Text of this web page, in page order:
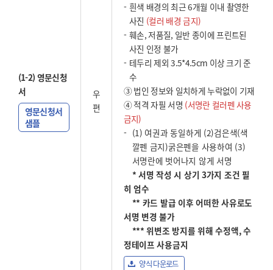
(1-2) 영문신청
서
영문신청서
샘플
우
편
흰색 배경의 최근 6개월 이내 촬영한
사진 (컬러 배경 금지)
훼손, 저품질, 일반 종이에 프린트된
사진 인정 불가
테두리 제외 3.5*4.5cm 이상 크기 준
수
③ 법인 정보와 일치하게 누락없이 기재
④ 적격 자필 서명 (서명란 컬러펜 사용
금지)
(1) 여권과 동일하게 (2)검은색(색
깔펜 금지)굵은펜을 사용하여 (3)
서명란에 벗어나지 않게 서명
* 서명 작성 시 상기 3가지 조건 필
히 엄수
** 카드 발급 이후 어떠한 사유로도
서명 변경 불가
*** 위변조 방지를 위해 수정액, 수
정테이프 사용금지
양식 다운로드